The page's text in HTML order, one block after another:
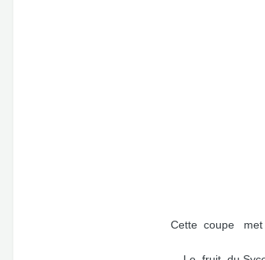
Cette coupe met